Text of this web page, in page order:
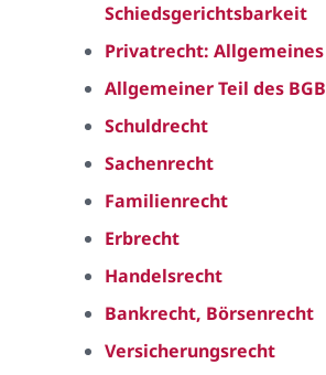
Schiedsgerichtsbarkeit
Privatrecht: Allgemeines
Allgemeiner Teil des BGB
Schuldrecht
Sachenrecht
Familienrecht
Erbrecht
Handelsrecht
Bankrecht, Börsenrecht
Versicherungsrecht